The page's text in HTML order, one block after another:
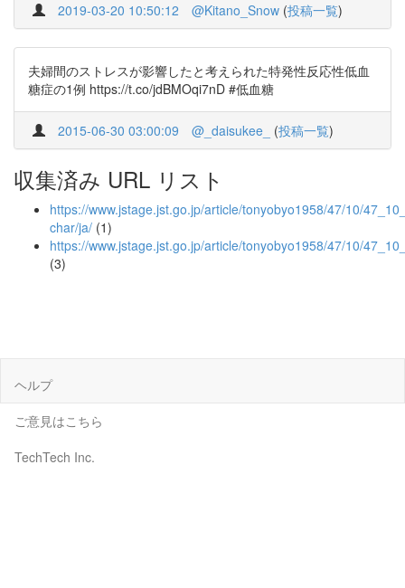
2019-03-20 10:50:12 @Kitano_Snow (投稿一覧)
夫婦間のストレスが影響したと考えられた特発性反応性低血
糖症の1例 https://t.co/jdBMOqi7nD #低血糖
2015-06-30 03:00:09 @_daisukee_ (投稿一覧)
収集済み URL リスト
https://www.jstage.jst.go.jp/article/tonyobyo1958/47/10/
char/ja/ (1)
https://www.jstage.jst.go.jp/article/tonyobyo1958/47/10/
(3)
ヘルプ
ご意見はこちら
TechTech Inc.